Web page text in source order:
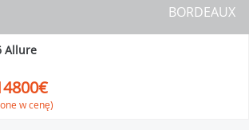
BORDEAUX
Allure
w cenę)